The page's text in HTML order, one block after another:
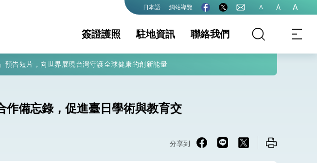
日本語 網站導覽 A A A
簽證護照
領務組介紹及收費
領務資訊 護照
簽證(VISA) 文件證明
駐地資訊
駐地基本資料 簽證及入境須知
生活資訊
構
聯絡我們
預告短片，向世界展現台灣守護全球健康的創新能量
護國際秩序
作備忘錄，促進臺日學術與教育交
分享到